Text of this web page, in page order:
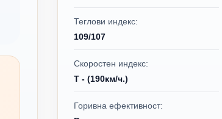
Теглови индекс:
109/107
Скоростен индекс:
T - (190км/ч.)
Горивна ефективност: